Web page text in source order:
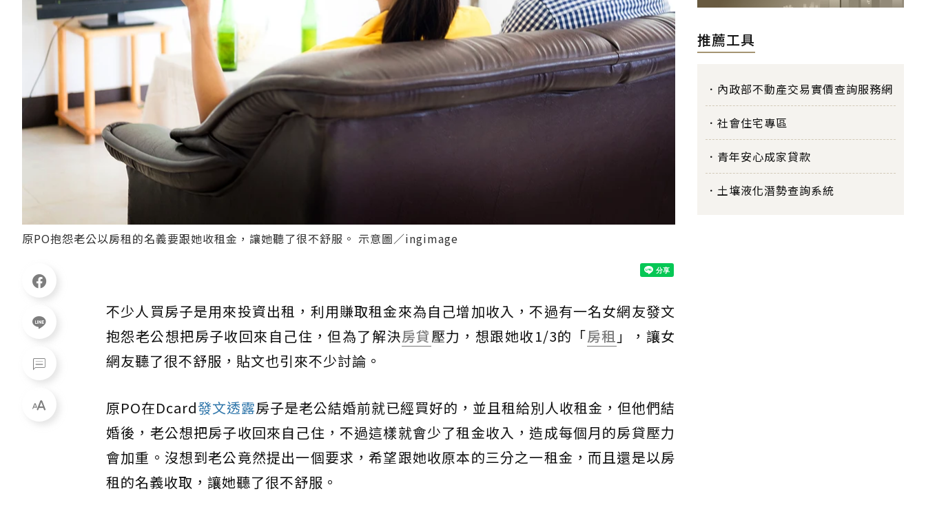
原PO抱怨老公以房租的名義要跟她收租金，讓她聽了很不舒服。 示意圖／ingimage
不少人買房子是用來投資出租，利用賺取租金來為自己增加收入，不過有一名女網友發文
抱怨老公想把房子收回來自己住，但為了解決房貸壓力，想跟她收1/3的「房租 」，讓女
網友聽了很不舒服，貼文也引來不少討論。
原PO在Dcard發文透露房子是老公結婚前就已經買好的，並且租給別人收租金，但他們結
婚後，老公想把房子收回來自己住，不過這樣就會少了租金收入，造成每個月的房貸壓力
會加重。沒想到老公竟然提出一個要求，希望跟她收原本的三分之一租金，而且還是以房
租的名義收取，讓她聽了很不舒服。
推薦工具
內政部不動產交易實價查詢服務網
社會住宅專區
青年安心成家貸款
土壤液化潛勢查詢系統